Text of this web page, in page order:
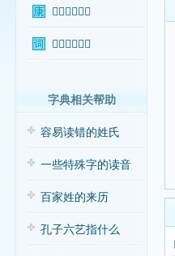
𦐚字康熙字典
𦐚字相关词语
字典相关帮助
容易读错的姓氏
一些特殊字的读音
百家姓的来历
孔子六艺指什么